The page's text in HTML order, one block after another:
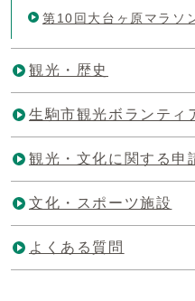
第10回大台ヶ原マラ
観光・歴史
生駒市観光ボランティ
観光・文化に関する申
文化・スポーツ施設
よくある質問